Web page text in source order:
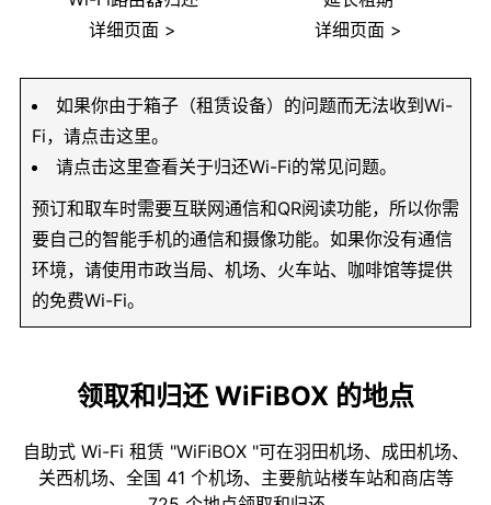
详细页面 >
详细页面 >
如果你由于箱子（租赁设备）的问题而无法收到Wi-
Fi，请点击这里。
请点击这里查看关于归还Wi-Fi的常见问题。
预订和取车时需要互联网通信和QR阅读功能，所以你需
要自己的智能手机的通信和摄像功能。如果你没有通信
环境，请使用市政当局、机场、火车站、咖啡馆等提供
的免费Wi-Fi。
领取和归还 WiFiBOX 的地点
自助式 Wi-Fi 租赁 "WiFiBOX "可在羽田机场、成田机场、
关西机场、全国 41 个机场、主要航站楼车站和商店等